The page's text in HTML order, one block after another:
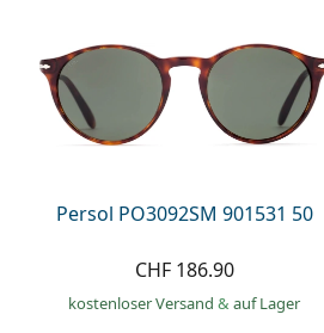
Persol PO3092SM 901531 50
CHF 186.90
kostenloser Versand& auf Lager